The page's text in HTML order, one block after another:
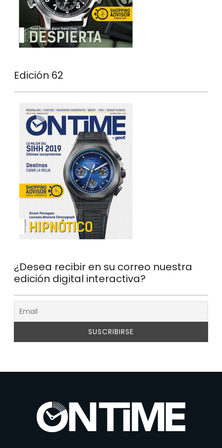
Edición 62
¿Desea recibir en su correo nuestra
edición digital interactiva?